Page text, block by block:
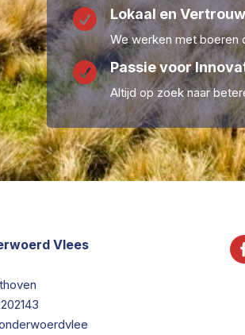
 Lokaal en
We werken met boeren
 Passie voor
Altijd op zoek naar
Vlees